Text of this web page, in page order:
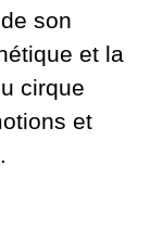
son
et la
cirque
et